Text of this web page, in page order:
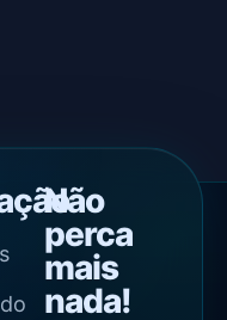
Não
perca
mais
nada!